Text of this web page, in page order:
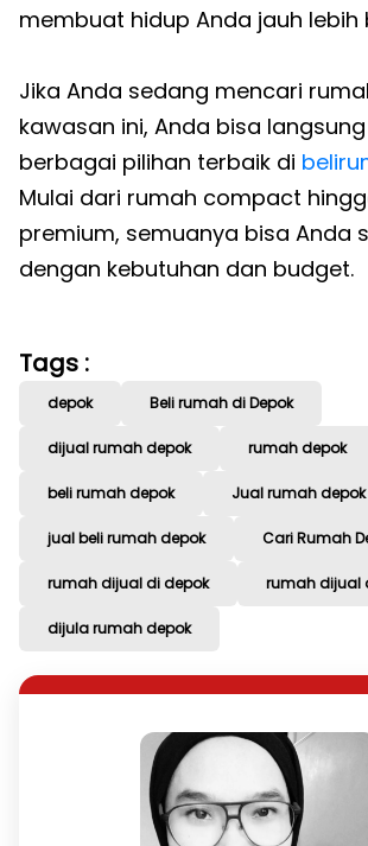
membuat hidup Anda jauh lebih
Jika Anda sedang mencari
kawasan ini, Anda bisa
berbagai pilihan terbaik di
Mulai dari rumah compact
premium, semuanya bisa Anda
dengan kebutuhan dan budget.
Tags :
depok Beli rumah di Depok
dijual rumah depok rumah depok
beli rumah depok Jual rumah depok
jual beli rumah depok Cari Rumah
rumah dijual di depok rumah dijual
dijula rumah depok